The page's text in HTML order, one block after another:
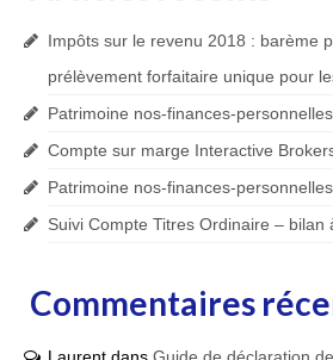
Impôts sur le revenu 2018 : barème
prélèvement forfaitaire unique pour
Patrimoine nos-finances-
Compte sur marge Interactive
Patrimoine nos-finances-
Suivi Compte Titres Ordinaire – bilan
Commentaires
Laurent dans Guide de déclaration